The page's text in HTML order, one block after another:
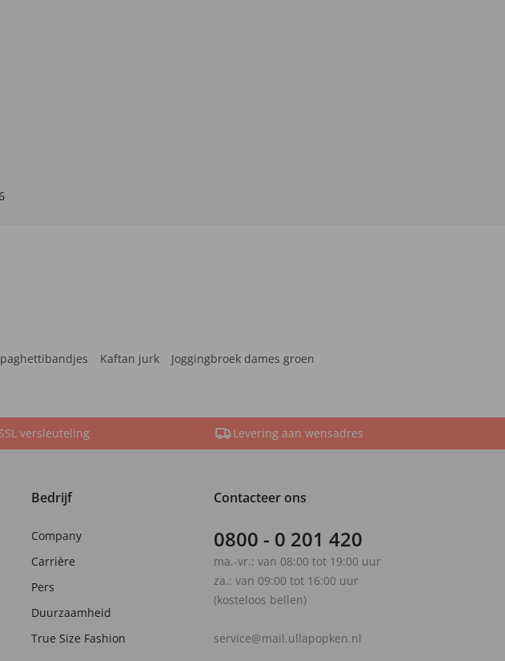
Kaftan jurk
Joggingbroek dames groen
SSL versleuteling Levering aan wensadres
Bedrijf
Company
Carrière
Pers
Duurzaamheid
True Size Fashion
Contacteer ons
0800 - 0 201 420
ma.-vr.: van 08:00 tot 19:00 uur
za.: van 09:00 tot 16:00 uur
(kosteloos bellen)
service@mail.ullapopken.nl